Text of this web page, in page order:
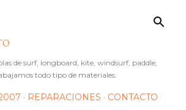
de surf, longboard, kite, windsurf, paddle,
todo tipo de materiales.
REPARACIONES CONTACTO